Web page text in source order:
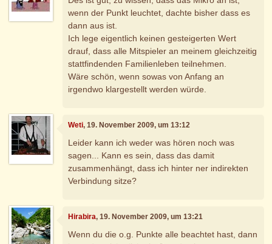
wenn der Punkt leuchtet, dachte bisher dass es
dann aus ist.
Ich lege eigentlich keinen gesteigerten Wert
drauf, dass alle Mitspieler an meinem gleichzeitig
stattfindenden Familienleben teilnehmen.
Wäre schön, wenn sowas von Anfang an
irgendwo klargestellt werden würde.
Weti, 19. November 2009, um 13:12
Leider kann ich weder was hören noch was
sagen... Kann es sein, dass das damit
zusammenhängt, dass ich hinter ner indirekten
Verbindung sitze?
Hirabira, 19. November 2009, um 13:21
Wenn du die o.g. Punkte alle beachtet hast, dann